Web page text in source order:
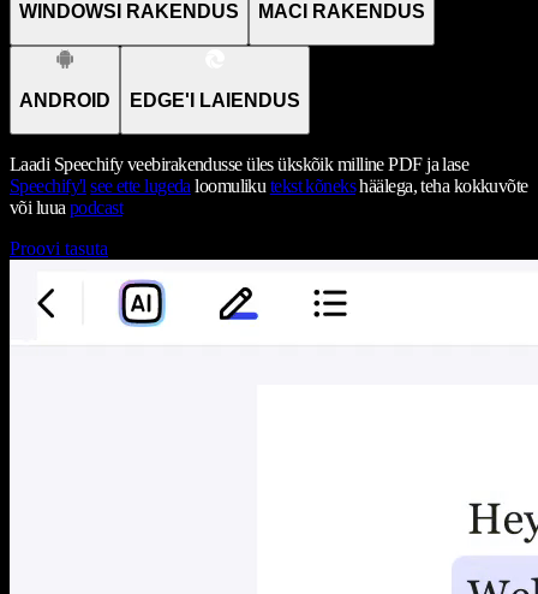
WINDOWSI RAKENDUS MACI RAKENDUS
ANDROID EDGE'I LAIENDUS
Laadi Speechify veebirakendusse üles ükskõik milline PDF ja lase
Speechify'l see ette lugeda loomuliku tekst kõnekshäälega, teha kokkuvõte
või luua podcast
Proovi tasuta